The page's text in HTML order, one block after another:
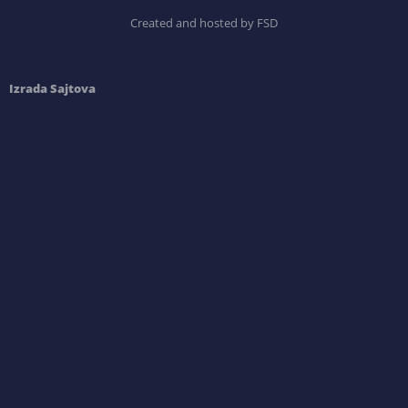
Created and hosted by FSD
Izrada Sajtova